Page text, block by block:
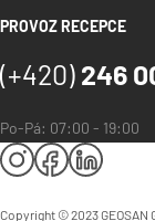
PROVOZ RECEPCE
(+420) 246
Po-Pá: 07:00 - 19:00
Copyright © 2023 GEOSAN